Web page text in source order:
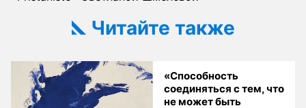
Читайте также
«Способность
соединяться с тем, что
не может быть